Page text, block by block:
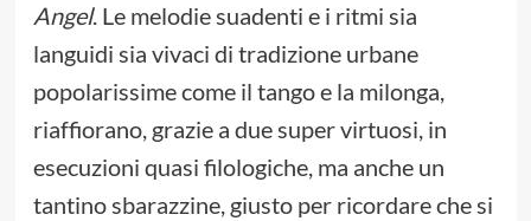
Angel. Le melodie suadenti e i ritmi sia
languidi sia vivaci di tradizione urbane
popolarissime come il tango e la milonga,
riaffiorano, grazie a due super virtuosi, in
esecuzioni quasi filologiche, ma anche un
tantino sbarazzine, giusto per ricordare che si